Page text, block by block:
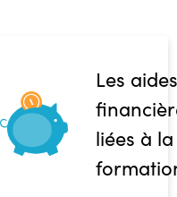
Les aides
liées à la